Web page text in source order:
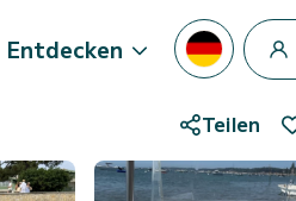
Entdecken
Teilen